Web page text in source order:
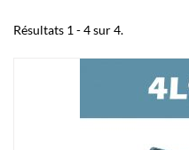
Résultats 1 - 4 sur 4.